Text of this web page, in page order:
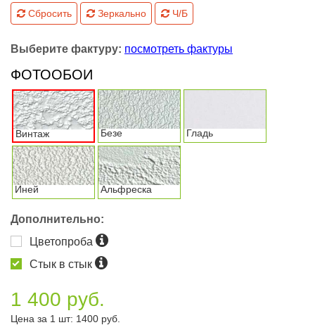
Сбросить Зеркально Ч/Б
Выберите фактуру: посмотреть фактуры
ФОТООБОИ
Винтаж Безе Гладь
Иней Альфреска
Дополнительно:
Цветопроба
Стык в стык
1 400 руб.
Цена за 1 шт: 1400 руб.